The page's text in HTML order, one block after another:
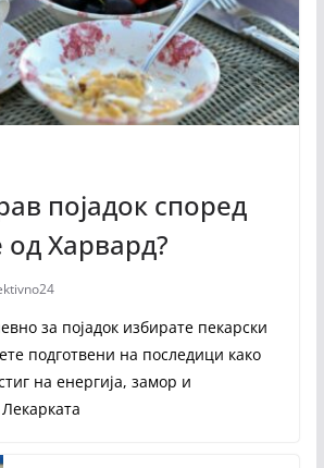
појадок според
од Харвард?
за појадок избирате пекарски
подготвени на последици како
на енергија, замор и